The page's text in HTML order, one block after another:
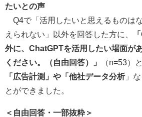
たいとの声
Q4で「活用したいと思えるものは
えられない」以外を回答した方に、
外に、ChatGPTを活用したい場面が
ください。（自由回答）」
（n=53）
「広告計測」や「他社データ分析」
とができました。
＜自由回答・一部抜粋＞